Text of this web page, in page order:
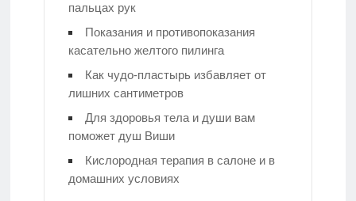
пальцах рук
Показания и противопоказания
касательно желтого пилинга
Как чудо-пластырь избавляет от
лишних сантиметров
Для здоровья тела и души вам
поможет душ Виши
Кислородная терапия в салоне и в
домашних условиях